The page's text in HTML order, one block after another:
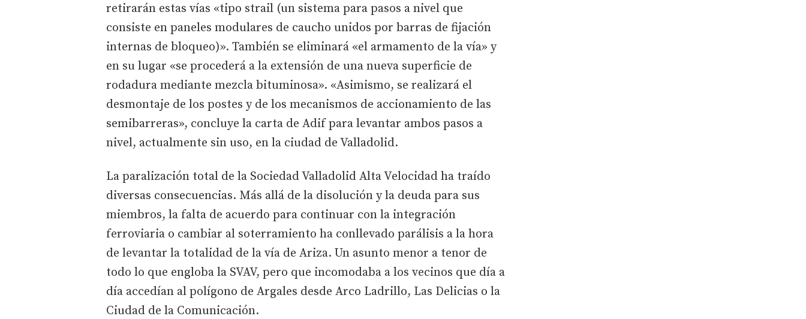
retirarán estas vías «tipo strail (un sistema para pasos a nivel que
consiste en paneles modulares de caucho unidos por barras de fijación
internas de bloqueo)». También se eliminará «el armamento de la vía» y
en su lugar «se procederá a la extensión de una nueva superficie de
rodadura mediante mezcla bituminosa». «Asimismo, se realizará el
desmontaje de los postes y de los mecanismos de accionamiento de las
semibarreras», concluye la carta de Adif para levantar ambos pasos a
nivel, actualmente sin uso, en la ciudad de Valladolid.
La paralización total de la Sociedad Valladolid Alta Velocidad ha traído
diversas consecuencias. Más allá de la disolución y la deuda para sus
miembros, la falta de acuerdo para continuar con la integración
ferroviaria o cambiar al soterramiento ha conllevado parálisis a la hora
de levantar la totalidad de la vía de Ariza. Un asunto menor a tenor de
todo lo que engloba la SVAV, pero que incomodaba a los vecinos que día a
día accedían al polígono de Argales desde Arco Ladrillo, Las Delicias o la
Ciudad de la Comunicación.